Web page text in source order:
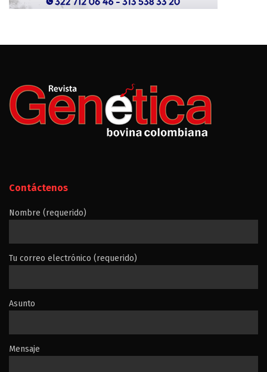
Contáctenos
Nombre (requerido)
Tu correo electrónico (requerido)
Asunto
Mensaje